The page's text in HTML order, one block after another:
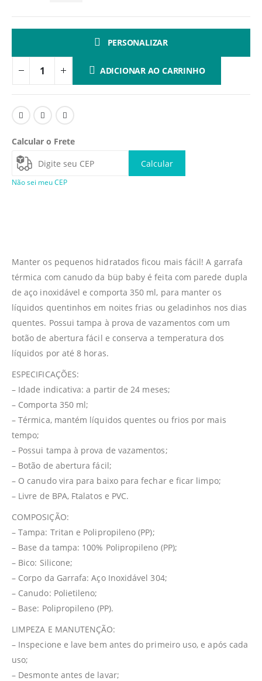
PERSONALIZAR
ADICIONAR AO CARRINHO
Calcular o Frete
Calcular
Não sei meu CEP
Manter os pequenos hidratados ficou mais fácil! A garrafa
térmica com canudo da büp baby é feita com parede dupla
de aço inoxidável e comporta 350 ml, para manter os
líquidos quentinhos em noites frias ou geladinhos nos dias
quentes. Possui tampa à prova de vazamentos com um
botão de abertura fácil e conserva a temperatura dos
líquidos por até 8 horas.
ESPECIFICAÇÕES:
– Idade indicativa: a partir de 24 meses;
– Comporta 350 ml;
– Térmica, mantém líquidos quentes ou frios por mais
tempo;
– Possui tampa à prova de vazamentos;
– Botão de abertura fácil;
– O canudo vira para baixo para fechar e ficar limpo;
– Livre de BPA, Ftalatos e PVC.
COMPOSIÇÃO:
– Tampa: Tritan e Polipropileno (PP);
– Base da tampa: 100% Polipropileno (PP);
– Bico: Silicone;
– Corpo da Garrafa: Aço Inoxidável 304;
– Canudo: Polietileno;
– Base: Polipropileno (PP).
LIMPEZA E MANUTENÇÃO:
– Inspecione e lave bem antes do primeiro uso, e após cada
uso;
– Desmonte antes de lavar;